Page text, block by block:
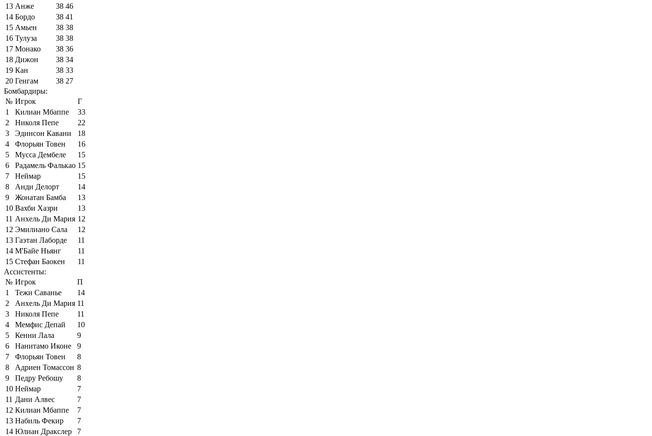
13 Анже 38 46
14 Бордо 38 41
15 Амьен 38 38
16 Тулуза 38 38
17 Монако 38 36
18 Дижон 38 34
19 Кан 38 33
20 Генгам 38 27
Бомбардиры:
№ Игрок
Г
1
Килиан Мбаппе
33
2
Николя Пепе
22
3
Эдинсон Кавани
18
4
Флорьян Товен
16
5
Мусса Дембеле
15
6
Радамель Фалькао 15
7
Неймар
15
8
Анди Делорт
14
9
Жонатан Бамба
13
10 Вахби Хазри
13
11 Анхель Ди Мария 12
12 Эмилиано Сала
12
13 Гаэтан Лаборде
11
14 М'Байе Ньянг
11
15 Стефан Баокен
11
Ассистенты:
№ Игрок
П
1
Тежи Саванье
14
2
Анхель Ди Мария 11
3
Николя Пепе
11
4
Мемфис Депай
10
5
Кенни Лала
9
6
Нанитамо Иконе
9
7
Флорьян Товен
8
8
Адриен Томассон 8
9
Педру Ребошу
8
10 Неймар
7
11 Дани Алвес
7
12 Килиан Мбаппе
7
13 Набиль Фекир
7
14 Юлиан Дракслер
7